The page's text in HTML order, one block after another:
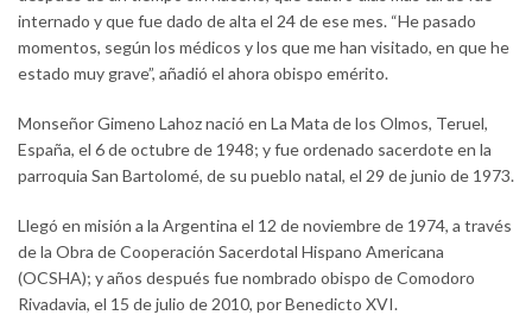
internado y que fue dado de alta el 24 de ese mes. “He pasado
momentos, según los médicos y los que me han visitado, en que he
estado muy grave”, añadió el ahora obispo emérito.
Monseñor Gimeno Lahoz nació en La Mata de los Olmos, Teruel,
España, el 6 de octubre de 1948; y fue ordenado sacerdote en la
parroquia San Bartolomé, de su pueblo natal, el 29 de junio de 1973.
Llegó en misión a la Argentina el 12 de noviembre de 1974, a través
de la Obra de Cooperación Sacerdotal Hispano Americana
(OCSHA); y años después fue nombrado obispo de Comodoro
Rivadavia, el 15 de julio de 2010, por Benedicto XVI.